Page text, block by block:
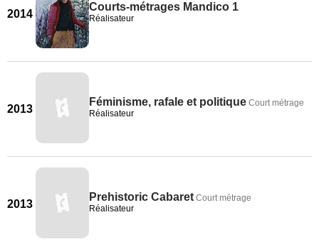
2014
Courts-métrages Mandico 1
Réalisateur
2013
Féminisme, rafale et politique Court métrage
Réalisateur
2013
Prehistoric Cabaret Court métrage
Réalisateur